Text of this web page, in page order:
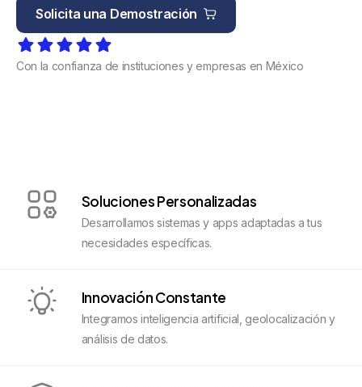
Solicita una Demostración
Con la confianza de instituciones y empresas en México
Soluciones Personalizadas
Desarrollamos sistemas y apps adaptadas a tus
necesidades específicas.
Innovación Constante
Integramos inteligencia artificial, geolocalización y
análisis de datos.